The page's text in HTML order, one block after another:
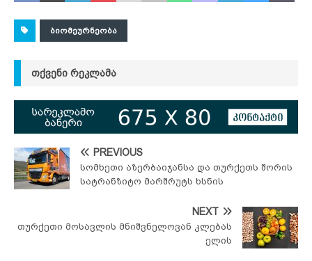
ᲑᲘᲝᲛᲔᲣᲠᲜᲔᲝᲑᲐ
ᲗᲥᲕᲔᲜᲘ ᲠᲔᲙᲚᲐᲛᲐ
PREVIOUS
სომხეთი აზერბაიჯანსა და თურქეთს შორის
სატრანზიტო მარშრუტს ხსნის
NEXT
თურქეთი მოსავლის მნიშვნელოვან კლებას
ელის